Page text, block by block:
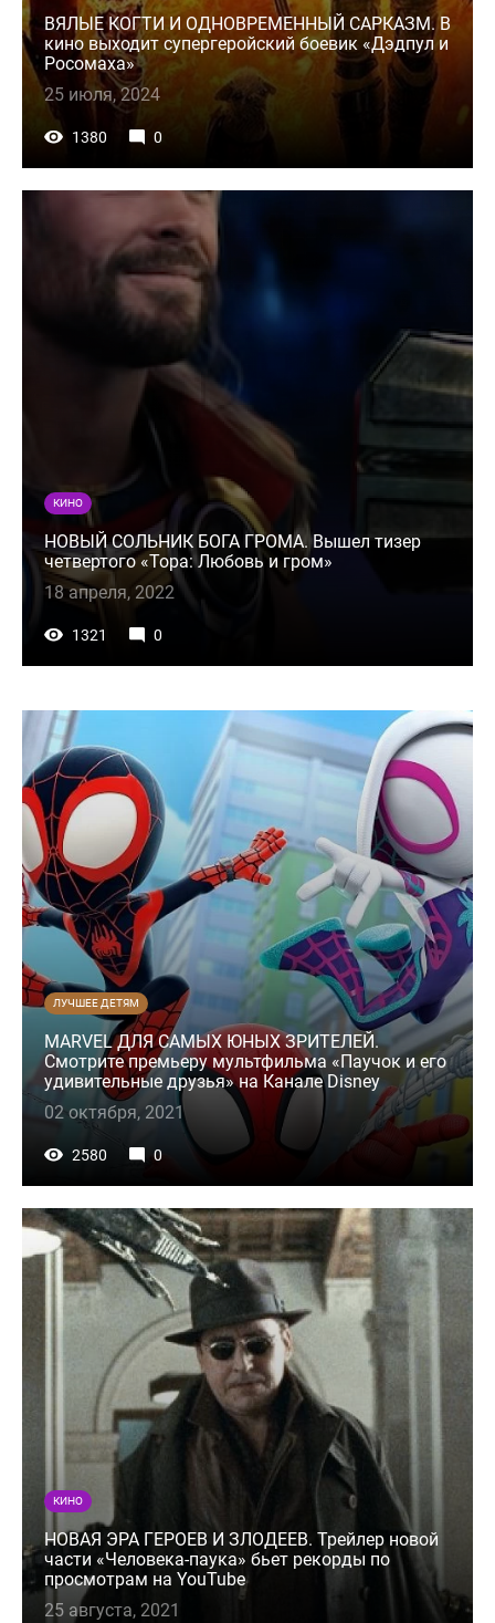
ВЯЛЫЕ КОГТИ И ОДНОВРЕМЕННЫЙ САРКАЗМ. В
кино выходит супергеройский боевик «Дэдпул и
Росомаха»
25 июля, 2024
1380 0
КИНО
НОВЫЙ СОЛЬНИК БОГА ГРОМА. Вышел тизер
четвертого «Тора: Любовь и гром»
18 апреля, 2022
1321 0
ЛУЧШЕЕ ДЕТЯМ
MARVEL ДЛЯ САМЫХ ЮНЫХ ЗРИТЕЛЕЙ.
Смотрите премьеру мультфильма «Паучок и его
удивительные друзья» на Канале Disney
02 октября, 2021
2580 0
КИНО
НОВАЯ ЭРА ГЕРОЕВ И ЗЛОДЕЕВ. Трейлер новой
части «Человека-паука» бьет рекорды по
просмотрам на YouTube
25 августа, 2021